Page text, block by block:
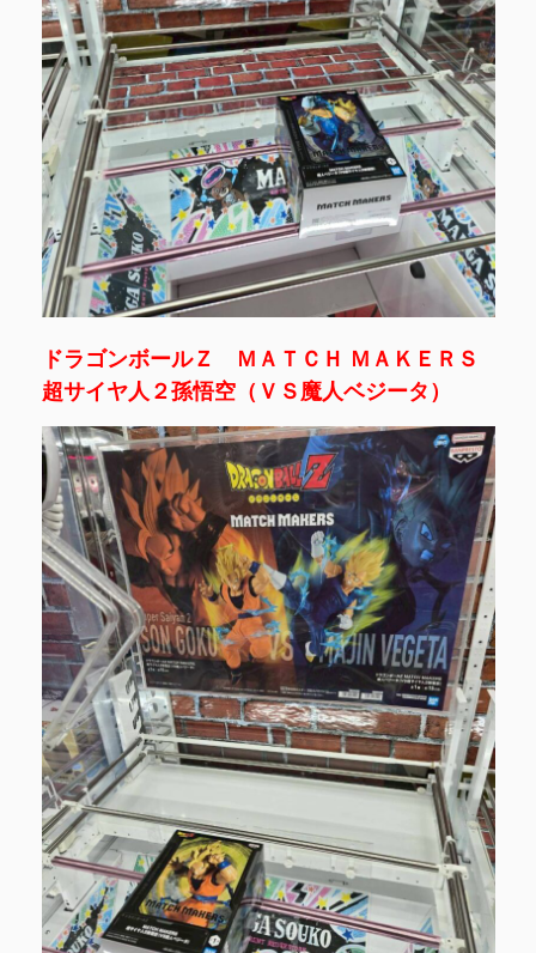
ドラゴンボールＺ ＭＡＴＣＨ ＭＡＫＥＲＳ
超サイヤ人２孫悟空（ＶＳ魔人ベジータ）